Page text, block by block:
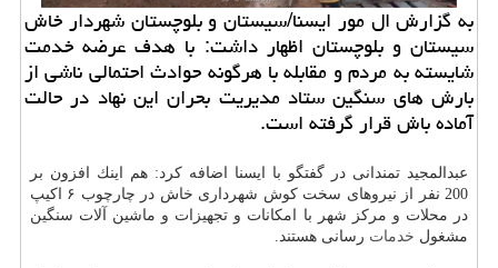
به گزارش ال مور ایسنا/سیستان و بلوچستان شهردار خاش
سیستان و بلوچستان اظهار داشت: با هدف عرضه خدمت
شایسته به مردم و مقابله با هرگونه حوادث احتمالی ناشی از
بارش های سنگین ستاد مدیریت بحران این نهاد در حالت
آماده باش قرار گرفته است.
عبدالمجید تمندانی در گفتگو با ایسنا اضافه كرد: هم اینك افزون بر
200 نفر از نیروهای سخت كوش شهرداری خاش در چارچوب ۶ اكیپ
در محلات و مركز شهر با امكانات و تجهیزات و ماشین آلات سنگین
مشغول خدمات رسانی هستند.